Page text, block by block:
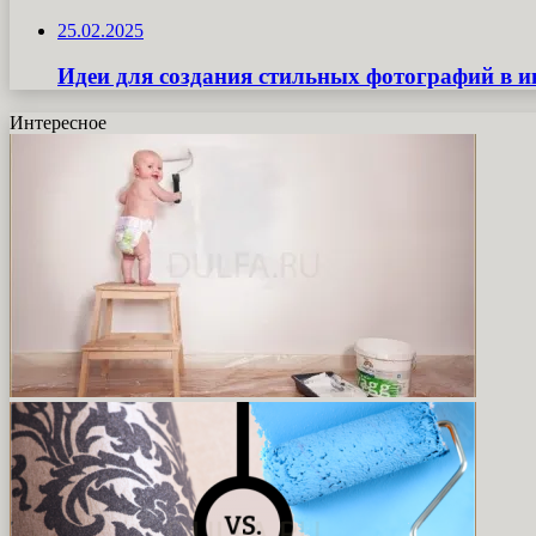
25.02.2025
Идеи для создания стильных фотографий в
Интересное